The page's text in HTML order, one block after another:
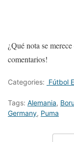
¿Qué nota se
comentarios!
Categories: Fútbol
Tags: Alemania,
Germany, Puma